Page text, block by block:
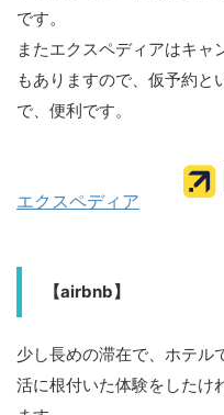
です。
またエクスペディアはキャ
もありますので、仮予約と
で、便利です。
エクスペディア
【airbnb】
少し長めの滞在で、ホテル
活に根付いた体験をしたけ